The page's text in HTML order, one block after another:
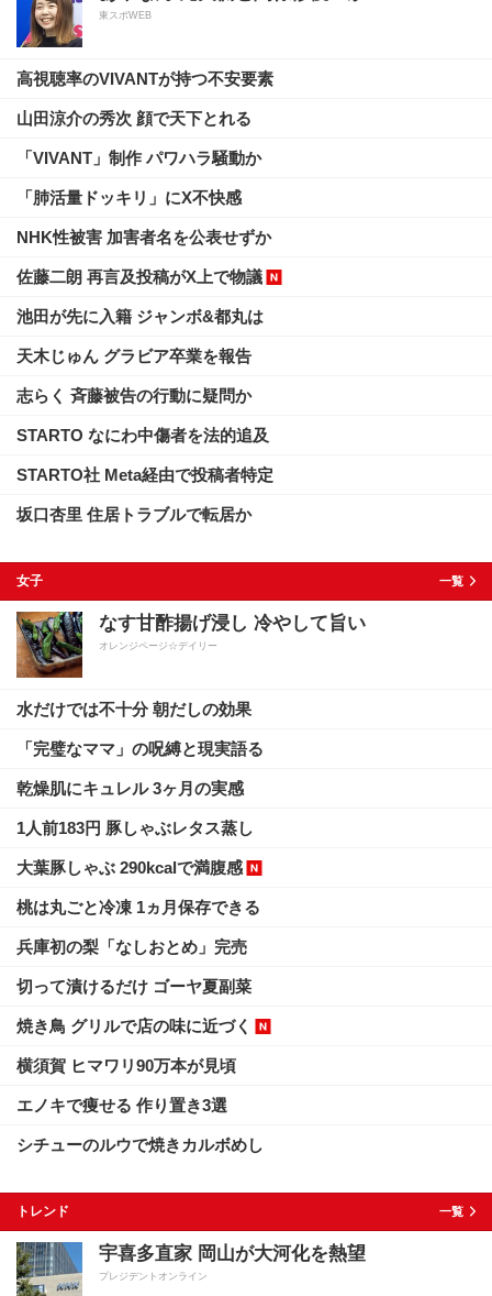
東スポWEB
高視聴率のVIVANTが持つ不安要素
山田涼介の秀次 顔で天下とれる
「VIVANT」制作 パワハラ騒動か
「肺活量ドッキリ」にX不快感
NHK性被害 加害者名を公表せずか
佐藤二朗 再言及投稿がX上で物議
池田が先に入籍 ジャンボ&都丸は
天木じゅん グラビア卒業を報告
志らく 斉藤被告の行動に疑問か
STARTO なにわ中傷者を法的追及
STARTO社 Meta経由で投稿者特定
坂口杏里 住居トラブルで転居か
女子 一覧
なす甘酢揚げ浸し 冷やして旨い
オレンジページ☆デイリー
水だけでは不十分 朝だしの効果
「完璧なママ」の呪縛と現実語る
乾燥肌にキュレル 3ヶ月の実感
1人前183円 豚しゃぶレタス蒸し
大葉豚しゃぶ 290kcalで満腹感
桃は丸ごと冷凍 1ヵ月保存できる
兵庫初の梨「なしおとめ」完売
切って漬けるだけ ゴーヤ夏副菜
焼き鳥 グリルで店の味に近づく
横須賀 ヒマワリ90万本が見頃
エノキで痩せる 作り置き3選
シチューのルウで焼きカルボめし
トレンド 一覧
宇喜多直家 岡山が大河化を熱望
プレジデントオンライン